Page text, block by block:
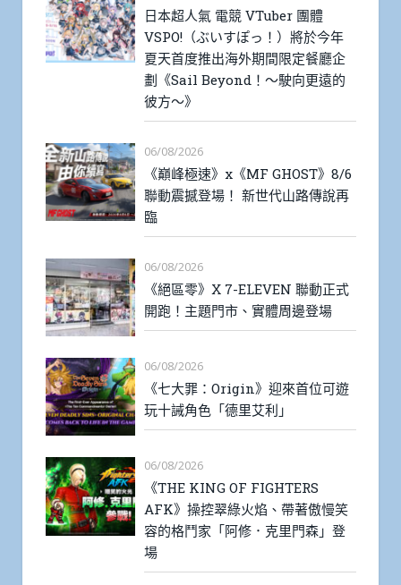
日本超人氣 電競 VTuber 團體
VSPO!（ぶいすぽっ！）將於今年
夏天首度推出海外期間限定餐廳企
劃《Sail Beyond！～駛向更遠的
彼方～》
06/08/2026
《巔峰極速》x《MF GHOST》8/6
聯動震撼登場！ 新世代山路傳說再
臨
06/08/2026
《絕區零》X 7-ELEVEN 聯動正式
開跑！主題門市、實體周邊登場
06/08/2026
《七大罪：Origin》迎來首位可遊
玩十誡角色「德里艾利」
06/08/2026
《THE KING OF FIGHTERS
AFK》操控翠綠火焰、帶著傲慢笑
容的格鬥家「阿修．克里門森」登
場